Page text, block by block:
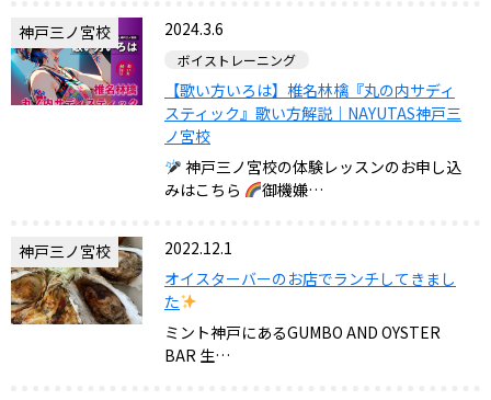
神戸三ノ宮校 2024.3.6
ボイストレーニング
【歌い方いろは】椎名林檎『丸の内サディ
スティック』歌い方解説｜NAYUTAS神戸三
ノ宮校
神戸三ノ宮校の体験レッスンのお申し込
みはこちら
御機嫌…
神戸三ノ宮校
2022.12.1
オイスターバーのお店でランチしてきまし
た
ミント神戸にあるGUMBO AND OYSTER
BAR 生…